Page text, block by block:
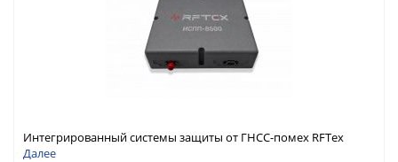
Интегрированный системы защиты от ГНСС-помех RFТех
ИСПП 8500
Далее